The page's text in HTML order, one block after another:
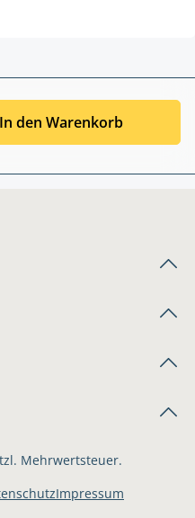
In den Warenkorb
Mehrwertsteuer.
Impressum